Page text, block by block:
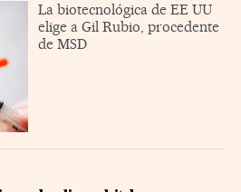
La biotecnológica de EE UU
elige a Gil Rubio, procedente
de MSD